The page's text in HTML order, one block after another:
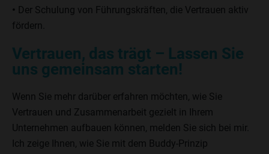
• Der Schulung von Führungskräften, die Vertrauen aktiv
fördern.
Vertrauen, das trägt – Lassen Sie
uns gemeinsam starten!
Wenn Sie mehr darüber erfahren möchten, wie Sie
Vertrauen und Zusammenarbeit gezielt in Ihrem
Unternehmen aufbauen können, melden Sie sich bei mir.
Ich zeige Ihnen, wie Sie mit dem Buddy-Prinzip